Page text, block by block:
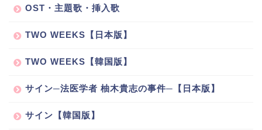
OST・主題歌・挿入歌
TWO WEEKS【日本版】
TWO WEEKS【韓国版】
サイン─法医学者 柚木貴志の事件─【日本版】
サイン【韓国版】